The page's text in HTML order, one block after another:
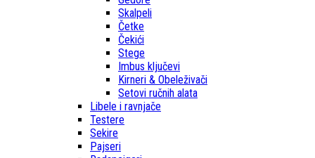
Skalpeli
Četke
Čekići
Stege
Imbus ključevi
Kirneri & Obeleživači
Setovi ručnih alata
Libele i ravnjače
Testere
Sekire
Pajseri